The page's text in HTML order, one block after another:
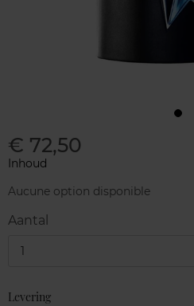
€ 72,50
Inhoud
Aucune option disponible
Aantal
1
Levering